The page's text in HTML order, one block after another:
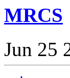
MRCS
Jun 25